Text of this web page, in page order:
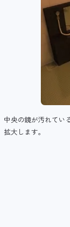
中央の鏡が汚れてい
拡大します。